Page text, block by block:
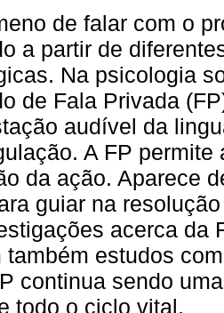
de falar com o
a partir de
Na psicologia
de Fala Privada
audível da
A FP
da ação. Aparece
guiar na
acerca da
também estudos
continua sendo
todo o ciclo vital.